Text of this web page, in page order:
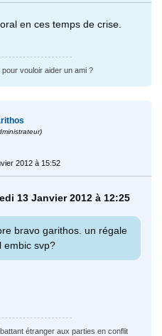
en ces temps de crise.
vouloir aider un ami ?
2012 à 15:52
13 Janvier 2012 à 12:25
bravo garithos. un régale
embic svp?
étranger aux parties en conflit